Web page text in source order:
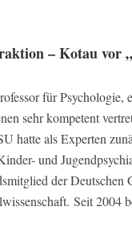
– Kotau vor
für Psychologie,
sehr kompetent
hatte als Experten
und
der Deutschen
Seit 2004